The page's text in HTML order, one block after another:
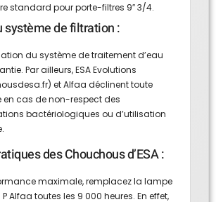
standard pour porte-filtres 9″ 3/4.
système de filtration :
du système de traitement d’eau
Par ailleurs, ESA Evolutions
) et Alfaa déclinent toute
en cas de non-respect des
bactériologiques ou d’utilisation
des Chouchous d’ESA :
maximale, remplacez la lampe
Alfaa toutes les 9 000 heures. En effet,